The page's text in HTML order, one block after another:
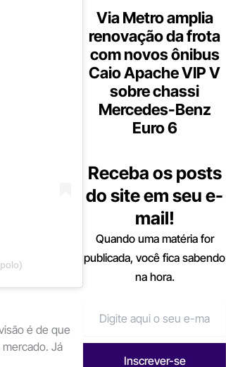
é de que
Já
Via Metro amplia
renovação da frota
com novos ônibus
Caio Apache VIP V
sobre chassi
Mercedes-Benz
Euro 6
Receba os posts
do site em seu e-
mail!
Quando uma matéria for
publicada, você fica sabendo
na hora.
Inscrever-se